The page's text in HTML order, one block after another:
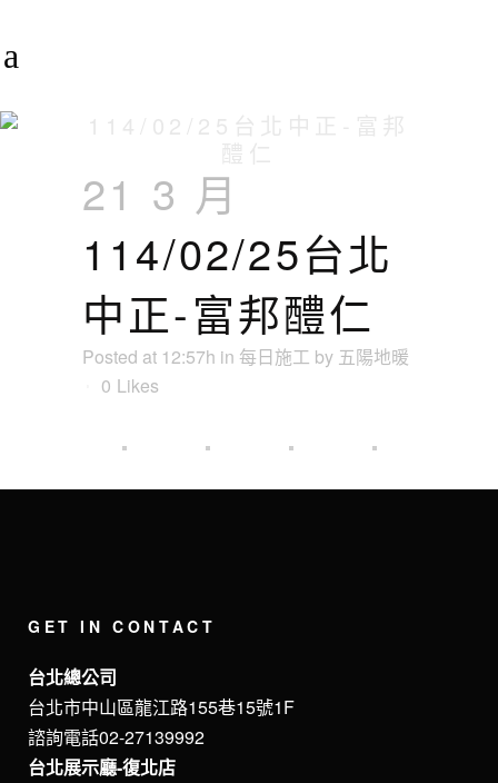
21 3 月
114/02/25台北
中正-富邦醴仁
Posted at 12:57h in 每日施工 by 五陽地暖
0 Likes
GET IN CONTACT
台北總公司
台北市中山區龍江路155巷15號1F
諮詢電話02-27139992
台北展示廳-復北店